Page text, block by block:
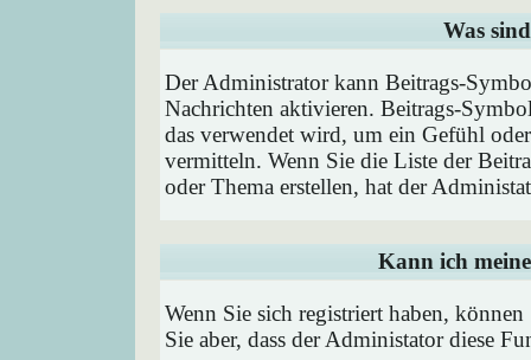
Was
Der Administrator kann Beitrags-
Nachrichten aktivieren. Beitrags-
das verwendet wird, um ein Gefühl
vermitteln. Wenn Sie die Liste der
oder Thema erstellen, hat der
Kann ich
Wenn Sie sich registriert haben,
Sie aber, dass der Administator diese